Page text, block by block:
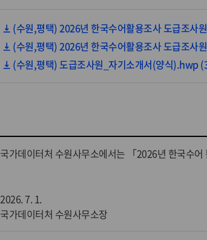
(수원,평택) 2026년 한국수어활용조사 도급조사
(수원,평택) 2026년 한국수어활용조사 도급조사
(수원,평택) 도급조사원_자기소개서(양식).hwp
국가데이터처 수원사무소에서는 「2026년 한국수
2026. 7. 1.
국가데이터처 수원사무소장